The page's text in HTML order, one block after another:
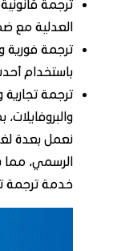
ترجمة قانونية
العدلية مع ضمان
ترجمة فورية
باستخدام أحدث
ترجمة تجارية
والبروفايلات،
نعمل بعدة لغات
الرسمي، مما
خدمة ترجمة